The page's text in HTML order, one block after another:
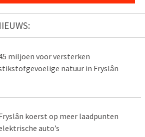
miljoen voor versterken
natuur in Fryslân
koerst op meer laadpunten
auto’s